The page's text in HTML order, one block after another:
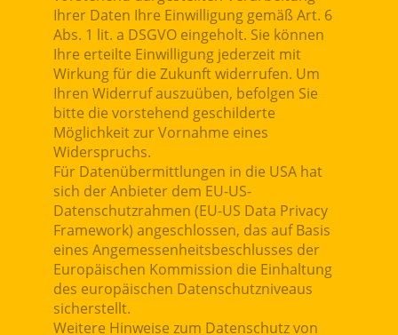
Ihrer Daten Ihre Einwilligung gemäß Art. 6
Abs. 1 lit. a DSGVO eingeholt. Sie können
Ihre erteilte Einwilligung jederzeit mit
Wirkung für die Zukunft widerrufen. Um
Ihren Widerruf auszuüben, befolgen Sie
bitte die vorstehend geschilderte
Möglichkeit zur Vornahme eines
Widerspruchs.
Für Datenübermittlungen in die USA hat
sich der Anbieter dem EU-US-
Datenschutzrahmen (EU-US Data Privacy
Framework) angeschlossen, das auf Basis
eines Angemessenheitsbeschlusses der
Europäischen Kommission die Einhaltung
des europäischen Datenschutzniveaus
sicherstellt.
Weitere Hinweise zum Datenschutz von